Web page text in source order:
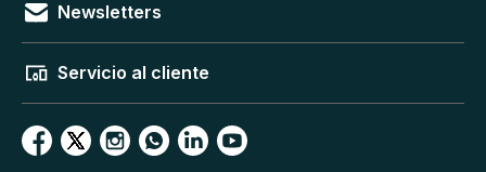
Newsletters
Servicio al cliente